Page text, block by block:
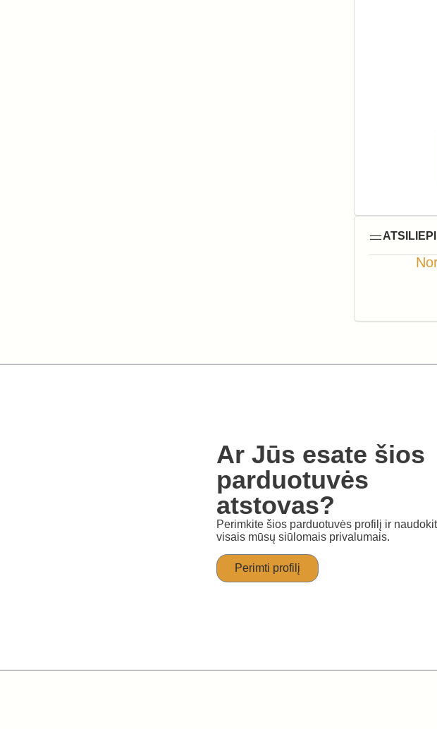
Ar Jūs esate šios
parduotuvės
atstovas?
Perimkite šios parduotuvės profilį ir
visais mūsų siūlomais privalumais.
Perimti profilį